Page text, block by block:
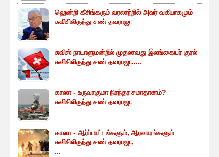
ஹென்றி கீசிங்கரும் வரலாற்றில் அவர் வகிபாகமும்
சுவிசிலிருந்து சண் தவராஜா
சுவிஸ் நாடாளுமன்றில் முதலாவது இலங்கையர் குரல்
சுவிசிலிருந்து சண் தவராஜா.....
காஸா - உருவாகுமா நிரந்தர சமாதானம்?
சுவிசிலிருந்து சண் தவராஜா
காஸா - ஆர்ப்பாட்டங்களும், ஆரவாரங்களும்
சுவிசிலிருந்து சண் தவராஜா,